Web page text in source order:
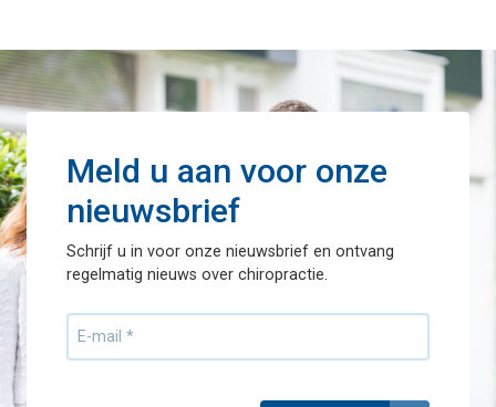
Meld u aan voor onze
nieuwsbrief
Schrijf u in voor onze nieuwsbrief en ontvang
regelmatig nieuws over chiropractie.